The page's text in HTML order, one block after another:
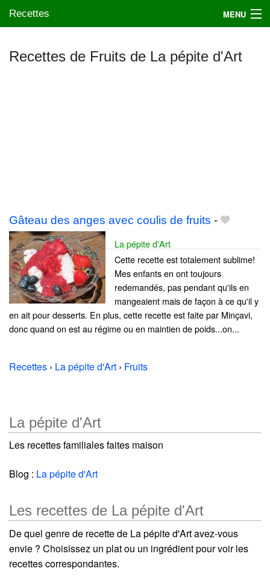
Recettes MENU
Recettes de Fruits de La pépite d'Art
Gâteau des anges avec coulis de fruits -
La pépite d'Art
Cette recette est totalement sublime!
Mes enfants en ont toujours
redemandés, pas pendant qu'ils en
mangeaient mais de façon à ce qu'il y
en ait pour desserts. En plus, cette recette est faite par Minçavi,
donc quand on est au régime ou en maintien de poids...on...
Recettes › La pépite d'Art › Fruits
La pépite d'Art
Les recettes familiales faites maison
Blog : La pépite d'Art
Les recettes de La pépite d'Art
De quel genre de recette de La pépite d'Art avez-vous
envie ? Choisissez un plat ou un ingrédient pour voir les
recettes correspondantes.